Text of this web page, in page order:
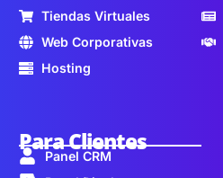
Tiendas Virtuales
Web Corporativas
Hosting
Para Clientes
Panel CRM